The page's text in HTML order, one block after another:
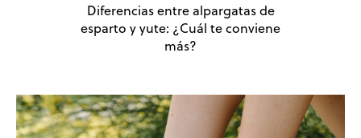
Diferencias entre alpargatas de
esparto y yute: ¿Cuál te conviene
más?